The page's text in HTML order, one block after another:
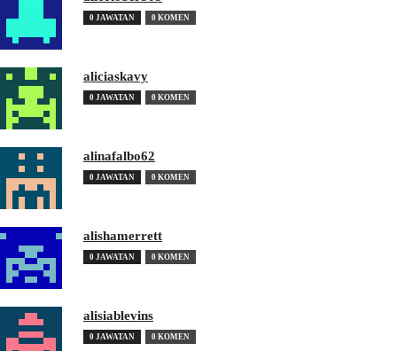
0 JAWATAN 0 KOMEN
aliciaskavy
0 JAWATAN 0 KOMEN
alinafalbo62
0 JAWATAN 0 KOMEN
alishamerrett
0 JAWATAN 0 KOMEN
alisiablevins
0 JAWATAN 0 KOMEN